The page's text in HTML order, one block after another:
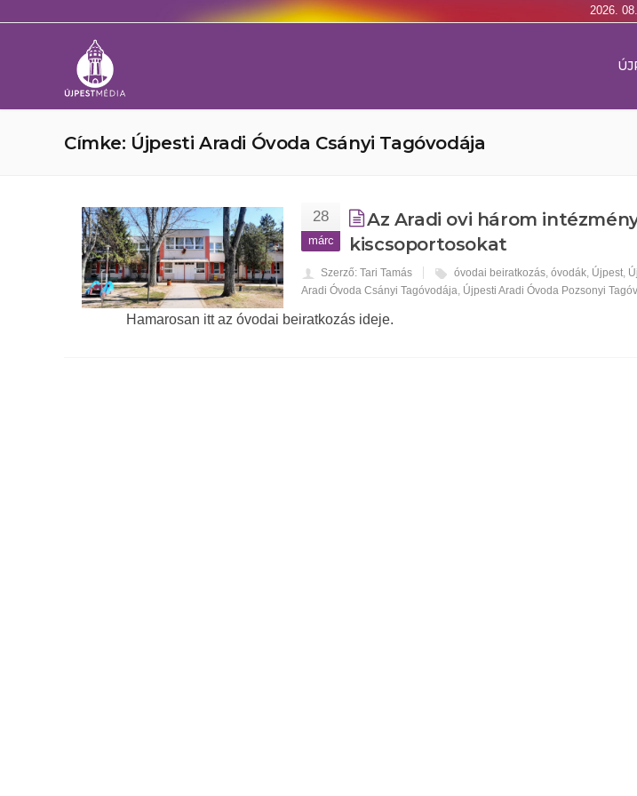
2026.
Címke: Újpesti Aradi Óvoda Csányi Tagóvodája
28
márc
Az Aradi ovi három
kiscsoportosokat
Szerző: Tari Tamás óvodai beiratkozás,óvodák, Újpest,
Aradi Óvoda Csányi Tagóvodája, Újpesti Aradi Óvoda Pozsonyi
Hamarosan itt az óvodai beiratkozás ideje.